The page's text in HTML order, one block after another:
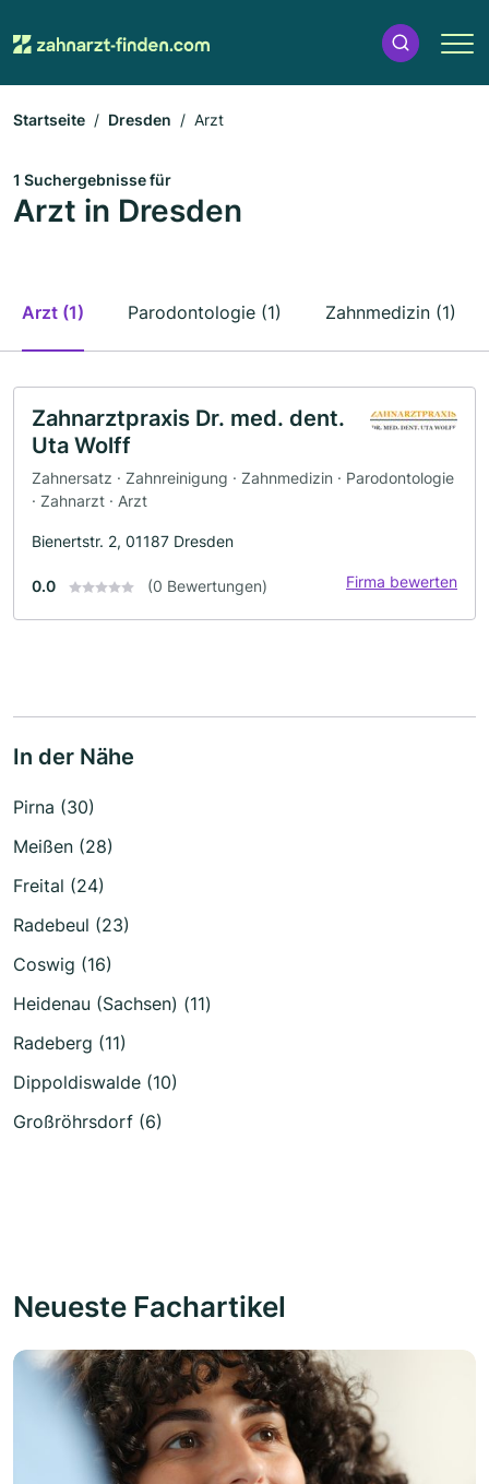
Startseite Dresden Arzt
1 Suchergebnisse für
Arzt in Dresden
Arzt (1) Parodontologie (1) Zahnmedizin (1)
Zahnarztpraxis Dr. med. dent.
Uta Wolff
Zahnersatz · Zahnreinigung · Zahnmedizin · Parodontologie
· Zahnarzt · Arzt
Bienertstr. 2, 01187 Dresden
0.0 (0 Bewertungen) Firma bewerten
In der Nähe
Pirna (30)
Meißen (28)
Freital (24)
Radebeul (23)
Coswig (16)
Heidenau (Sachsen) (11)
Radeberg (11)
Dippoldiswalde (10)
Großröhrsdorf (6)
Neueste Fachartikel